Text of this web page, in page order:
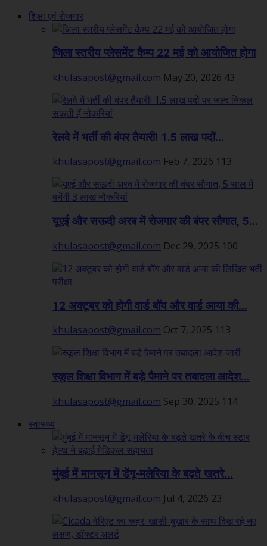
शिक्षा एवं रोजगार
जिला स्तरीय प्लेसमेंट कैम्प 22 मई को आयोजित होगा
khulasapost@gmail.com May 20, 2026 43
रेलवे में भर्ती की बंपर तैयारी! 1.5 लाख पदों...
khulasapost@gmail.com Feb 7, 2026 113
यूएई और सऊदी अरब में रोजगार की बंपर सौगात, 5...
khulasapost@gmail.com Dec 29, 2025 100
12 अक्टूबर को होगी वार्ड बॉय और वार्ड आया की...
khulasapost@gmail.com Oct 7, 2025 113
स्कूल शिक्षा विभाग में बड़े पैमाने पर तबादला आदेश...
khulasapost@gmail.com Sep 30, 2025 114
स्वास्थ्य
मुंबई में मानसून में डेंगू-मलेरिया के बढ़ते खतरे...
khulasapost@gmail.com Jul 4, 2026 23